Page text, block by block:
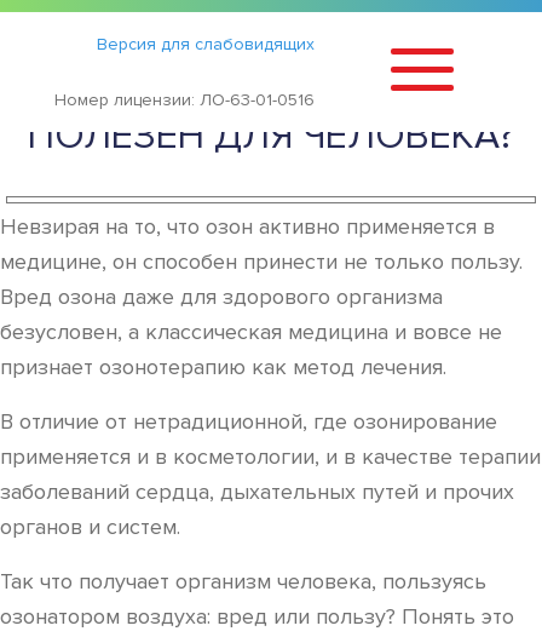
Версия для слабовидящих
Номер лицензии: ЛО-63-01-0516
Статьи ›
ОЗОН ГАЗ: ВРЕДЕН ИЛИ
ПОЛЕЗЕН ДЛЯ ЧЕЛОВЕКА?
Невзирая на то, что озон активно применяется в
медицине, он способен принести не только пользу.
Вред озона даже для здорового организма
безусловен, а классическая медицина и вовсе не
признает озонотерапию как метод лечения.
В отличие от нетрадиционной, где озонирование
применяется и в косметологии, и в качестве терапии
заболеваний сердца, дыхательных путей и прочих
органов и систем.
Так что получает организм человека, пользуясь
озонатором воздуха: вред или пользу? Понять это